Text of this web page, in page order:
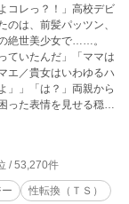
コレっ？！」高校デビ
のは、前髪パッツン、
絶世美少女で……。
ていたんだ」「ママは
エ／貴女はいわゆるハ
」」「は？」両親から
った表情を見せる穏健
７人の婚約者候補た
魔女「ふひょほほひー
りくる異世界の住人
卒業できるのだろう
る予定だから」「出オ
/ 53,270件
性転換（ＴＳ）